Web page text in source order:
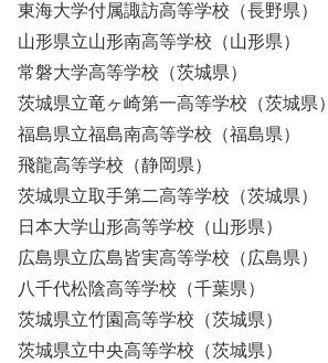
東海大学付属諏訪高等学校（長野県）
山形県立山形南高等学校（山形県）
常磐大学高等学校（茨城県）
茨城県立竜ヶ崎第一高等学校（茨城県）
福島県立福島南高等学校（福島県）
飛龍高等学校（静岡県）
茨城県立取手第二高等学校（茨城県）
日本大学山形高等学校（山形県）
広島県立広島皆実高等学校（広島県）
八千代松陰高等学校（千葉県）
茨城県立竹園高等学校（茨城県）
茨城県立中央高等学校（茨城県）